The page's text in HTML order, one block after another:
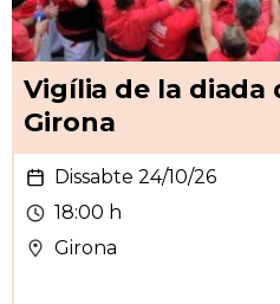
Vigília de la diada
Girona
Dissabte 24/10/26
18:00 h
Girona